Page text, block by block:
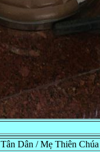
Tân Dân / Mẹ Thiên Chúa